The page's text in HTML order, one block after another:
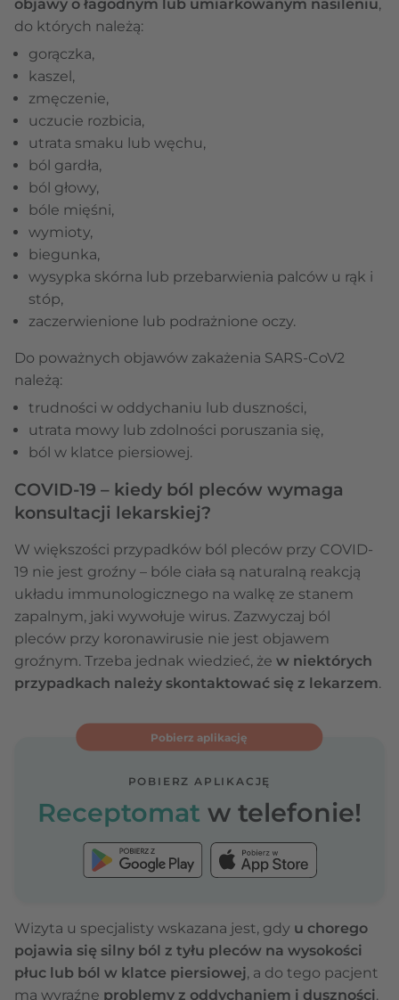
objawy o łagodnym lub umiarkowanym nasileniu,
do których należą:
gorączka,
kaszel,
zmęczenie,
uczucie rozbicia,
utrata smaku lub węchu,
ból gardła,
ból głowy,
bóle mięśni,
wymioty,
biegunka,
wysypka skórna lub przebarwienia palców u rąk i
stóp,
zaczerwienione lub podrażnione oczy.
Do poważnych objawów zakażenia SARS-CoV2
należą:
trudności w oddychaniu lub duszności,
utrata mowy lub zdolności poruszania się,
ból w klatce piersiowej.
COVID-19 – kiedy ból pleców wymaga
konsultacji lekarskiej?
W większości przypadków ból pleców przy COVID-
19 nie jest groźny – bóle ciała są naturalną reakcją
układu immunologicznego na walkę ze stanem
zapalnym, jaki wywołuje wirus. Zazwyczaj ból
pleców przy koronawirusie nie jest objawem
groźnym. Trzeba jednak wiedzieć, że w niektórych
przypadkach należy skontaktować się z lekarzem.
Pobierz aplikację
POBIERZ APLIKACJĘ
Receptomat w telefonie!
Wizyta u specjalisty wskazana jest, gdy u chorego
pojawia się silny ból z tyłu pleców na wysokości
płuc lub ból w klatce piersiowej, a do tego pacjent
ma wyraźne problemy z oddychaniem i duszności.